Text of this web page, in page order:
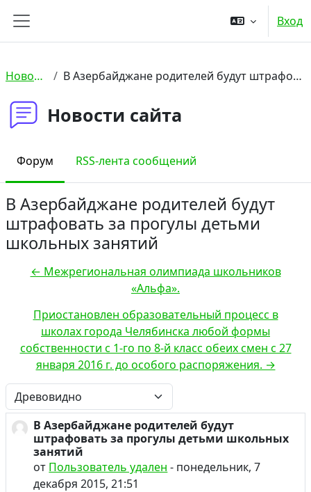
Боковая панель
Вход
Новости сайта В Азербайджане родителей будут штрафовать за прогулы детьми школьных занятий
Новости сайта
Форум RSS-лента сообщений
В Азербайджане родителей будут
штрафовать за прогулы детьми
школьных занятий
← Межрегиональная олимпиада школьников
«Альфа».
Приостановлен образовательный процесс в
школах города Челябинска любой формы
собственности с 1-го по 8-й класс обеих смен с 27
января 2016 г. до особого распоряжения. →
Режим отображения
В Азербайджане родителей будут
штрафовать за прогулы детьми школьных
занятий
от Пользователь удален - понедельник, 7
декабря 2015, 21:51
Количество ответов: 0